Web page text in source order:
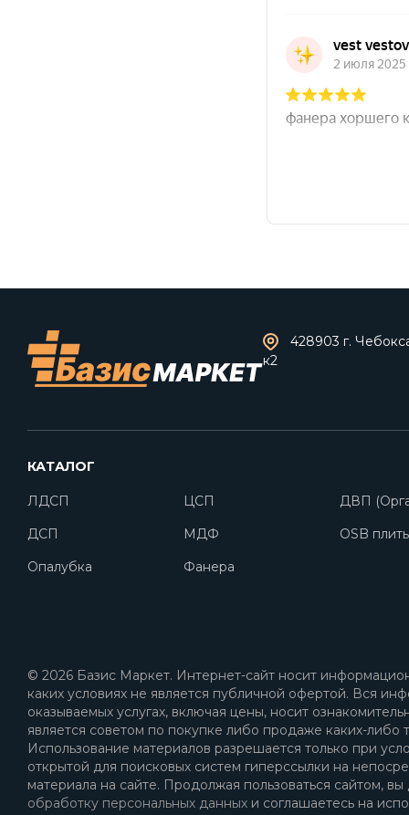
428903 г.
к2
КАТАЛОГ
ЛДСП ЦСП
ДВП
ДСП
МДФ
OSB
Опалубка
Фанера
© 2026 Базис Маркет. Интернет-сайт носит
каких условиях не является публичной офертой. Вся
оказываемых услугах, включая цены, носит
является советом по покупке либо продаже каких-либо
Использование материалов разрешается только при
открытой для поисковых систем гиперссылки на
материала на сайте. Продолжая пользоваться сайтом, вы
обработку персональных данных и соглашаетесь на